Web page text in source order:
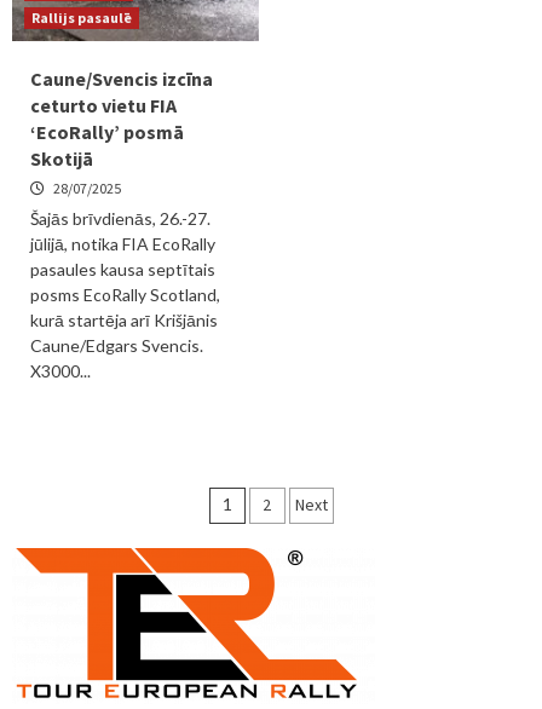
Rallijs pasaulē
Caune/Svencis izcīna
ceturto vietu FIA
‘EcoRally’ posmā
Skotijā
28/07/2025
Šajās brīvdienās, 26.-27.
jūlijā, notika FIA EcoRally
pasaules kausa septītais
posms EcoRally Scotland,
kurā startēja arī Krišjānis
Caune/Edgars Svencis.
X3000...
Ziņu
numerācija
pēc
lappusēm
1 2 Next